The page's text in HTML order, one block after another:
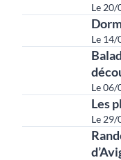
Le
Le
Le
Les
Le